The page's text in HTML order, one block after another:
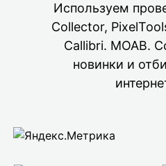
Используем
Collector,
Callibri. MOAB.
новинки и